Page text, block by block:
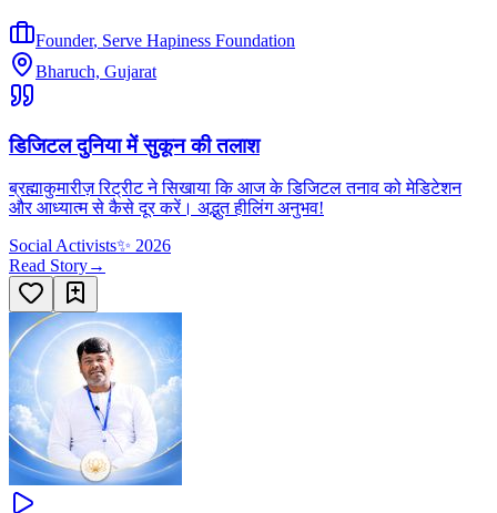
Founder, Serve Hapiness Foundation
Bharuch, Gujarat
डिजिटल दुनिया में सुकून की तलाश
ब्रह्माकुमारीज़ रिट्रीट ने सिखाया कि आज के डिजिटल तनाव को मेडिटेशन
और आध्यात्म से कैसे दूर करें। अद्भुत हीलिंग अनुभव!
Social Activists✨ 2026
Read Story→